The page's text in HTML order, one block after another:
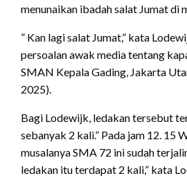
menunaikan ibadah salat Jumat di
” Kan lagi salat Jumat,” kata
persoalan awak media tentang
SMAN Kepala Gading, Jakarta
2025).
Bagi Lodewijk, ledakan tersebut
sebanyak 2 kali.” Pada jam 12. 15
musalanya SMA 72 ini sudah
ledakan itu terdapat 2 kali,” kata